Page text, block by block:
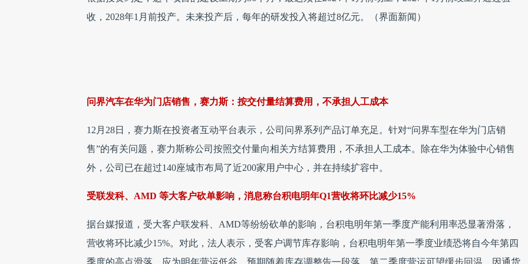
收，2028年1月前投产。未来投产后，每年的研发投入将超过8亿元。（界面新闻）
问界汽车在华为门店销售，赛力斯：按交付量结算费用，不承担人工成本
12月28日，赛力斯在投资者互动平台表示，公司问界系列产品订单充足。针对“问界车型在华为门店销
售”的有关问题，赛力斯称公司按照交付量向相关方结算费用，不承担人工成本。除在华为体验中心销售
外，公司已在超过140座城市布局了近200家用户中心，并在持续扩容中。
受联发科、AMD 等大客户砍单影响，消息称台积电明年Q1营收将环比减少15%
据台媒报道，受大客户联发科、AMD等纷纷砍单的影响，台积电明年第一季度产能利用率恐显著滑落，
营收将环比减少15%。对此，法人表示，受客户调节库存影响，台积电明年第一季度业绩恐将自今年第四
季度的高点滑落，应为明年营运低谷，预期随着库存调整告一段落，第二季度营运可望缓步回温。因通货